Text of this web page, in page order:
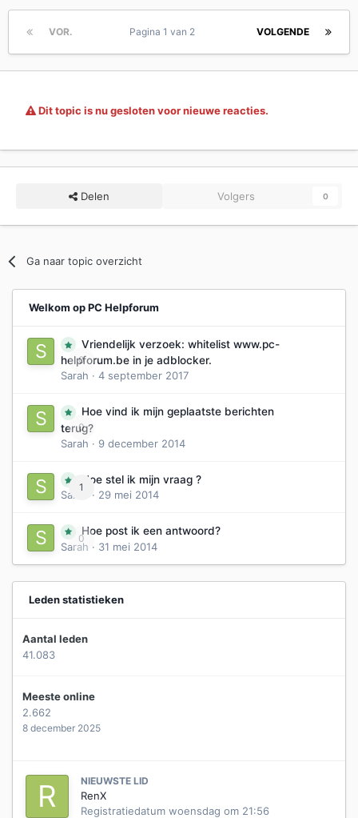
VOR. VOLGENDE
Pagina 1 van 2
Dit topic is nu gesloten voor nieuwe reacties.
Delen Volgers 0
Ga naar topic overzicht
Welkom op PC Helpforum
0
Vriendelijk verzoek: whitelist www.pc-
helpforum.be in je adblocker.
Sarah · 4 september 2017
0
Hoe vind ik mijn geplaatste berichten
terug?
Sarah · 9 december 2014
1
Hoe stel ik mijn vraag ?
Sarah
· 29 mei 2014
0
Hoe post ik een antwoord?
Sarah · 31 mei 2014
Leden statistieken
Aantal leden
41.083
Meeste online
2.662
8 december 2025
NIEUWSTE LID
RenX
Registratiedatum woensdag om 21:56